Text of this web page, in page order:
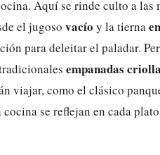
Aquí se rinde culto a las
el jugoso vacío y la tierna
para deleitar el paladar.
empanadas
viajar, como el clásico
se reflejan en cada